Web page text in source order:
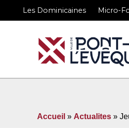
Les Dominicaines Micro-
Accueil » Actualites »